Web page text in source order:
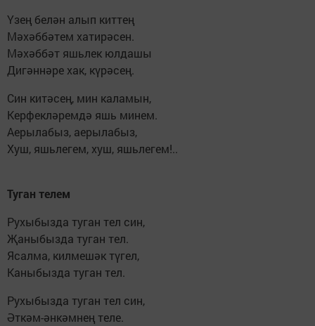
Үзең белән алып киттең
Мәхәббәтем хатирәсен.
Мәхәббәт яшьлек юлдашы
Дигәннәре хак, күрәсең.
Син китәсең, мин каламын,
Керфекләремдә яшь минем.
Аерылабыз, аерылабыз,
Хуш, яшьлегем, хуш, яшьлегем!..
Туган телем
Рухыбызда туган тел син,
Җаныбызда туган тел.
Ясалма, килмешәк түгел,
Каныбызда туган тел.
Рухыбызда туган тел син,
Әткәм-әнкәмнең теле.